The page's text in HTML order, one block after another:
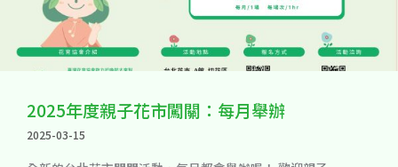
2025年度親子花市闖關：每月舉辦
2025-03-15